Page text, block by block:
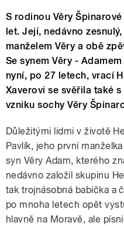
S rodinou Věry
let. Její, nedávno
manželem Věry a obě
Se synem Věry -
nyní, po 27 letech, vrací
Xaverovi se svěřila také
vzniku sochy Věry
Důležitými lidmi v životě
Pavlík, jeho první
syn Věry Adam, kterého
nedávno založil skupinu
tak trojnásobná babička a
po mnoha letech opět
hlavně na Moravě, ale